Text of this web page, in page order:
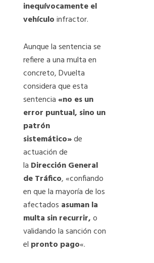
inequívocamente el
vehículoinfractor.
Aunque la sentencia se
refiere a una multa en
concreto, Dvuelta
considera que esta
sentencia«no es un
error puntual, sino un
patrón
sistemático»de
actuación de
la Dirección General
de Tráfico, «confiando
en que la mayoría de los
afectados asuman la
multa sin recurrir,o
validando la sanción con
el pronto pago«.